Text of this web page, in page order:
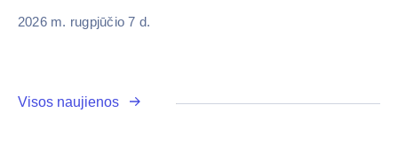
2026 m. rugpjūčio 7 d.
Visos naujienos